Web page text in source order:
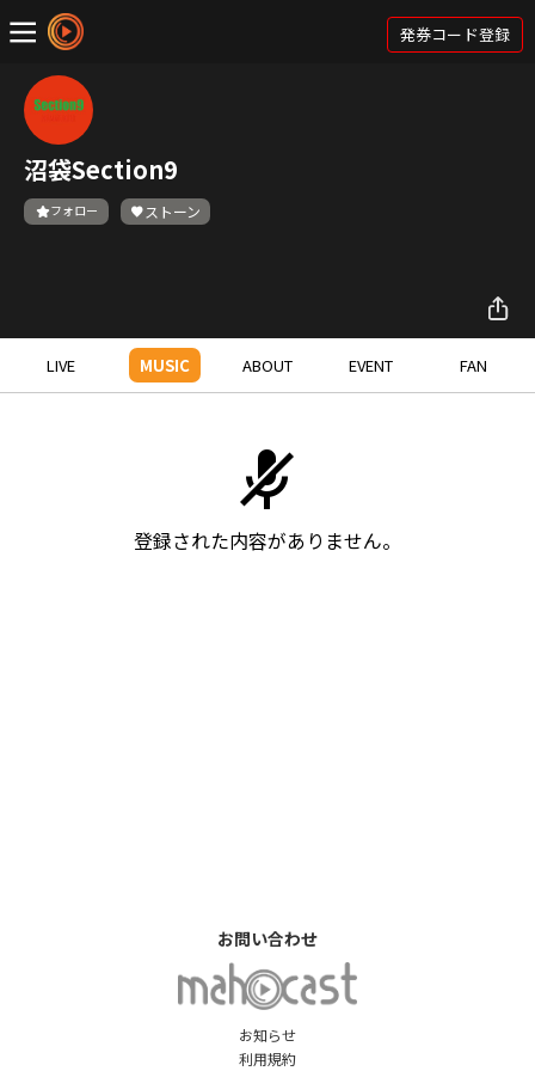
発券コード登録
沼袋Section9
フォロー ストーン
LIVE MUSIC ABOUT EVENT FAN
登録された内容がありません。
お知らせ
利用規約
お問い合わせ